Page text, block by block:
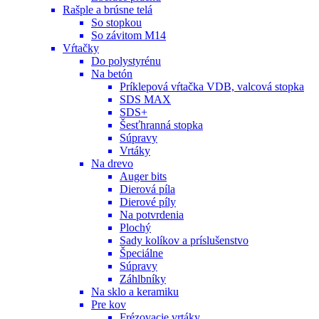
Rašple a brúsne telá
So stopkou
So závitom M14
Vŕtačky
Do polystyrénu
Na betón
Príklepová vŕtačka VDB, valcová stopka
SDS MAX
SDS+
Šesťhranná stopka
Súpravy
Vrtáky
Na drevo
Auger bits
Dierová píla
Dierové píly
Na potvrdenia
Plochý
Sady kolíkov a príslušenstvo
Špeciálne
Súpravy
Záhlbníky
Na sklo a keramiku
Pre kov